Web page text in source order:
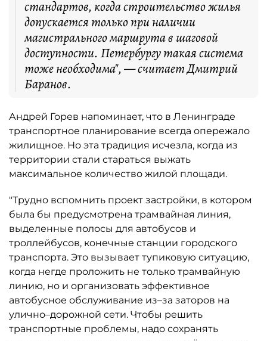
стандартов, когда строительство жилья
допускается только при наличии
магистрального маршрута в шаговой
доступности. Петербургу такая система
тоже необходима", — считает Дмитрий
Баранов.
Андрей Горев напоминает, что в Ленинграде
транспортное планирование всегда опережало
жилищное. Но эта традиция исчезла, когда из
территории стали стараться выжать
максимальное количество жилой площади.
"Трудно вспомнить проект застройки, в котором
была бы предусмотрена трамвайная линия,
выделенные полосы для автобусов и
троллейбусов, конечные станции городского
транспорта. Это вызывает тупиковую ситуацию,
когда негде проложить не только трамвайную
линию, но и организовать эффективное
автобусное обслуживание из–за заторов на
улично–дорожной сети. Чтобы решить
транспортные проблемы, надо сохранять